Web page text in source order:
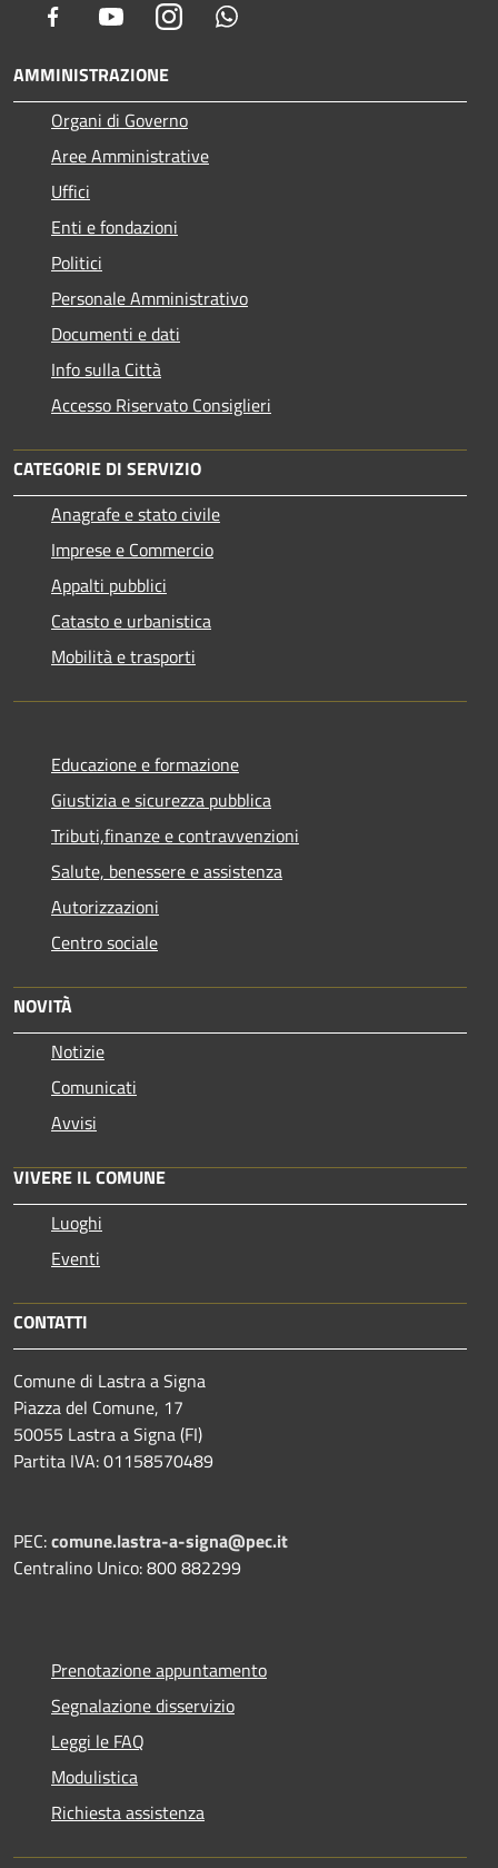
Facebook YoutubeInstagram
AMMINISTRAZIONE
Organi di Governo
Aree Amministrative
Uffici
Enti e fondazioni
Politici
Personale Amministrativo
Documenti e dati
Info sulla Città
Accesso Riservato Consiglieri
CATEGORIE DI SERVIZIO
Anagrafe e stato civile
Imprese e Commercio
Appalti pubblici
Catasto e urbanistica
Mobilità e trasporti
Educazione e formazione
Giustizia e sicurezza pubblica
Tributi,finanze e contravvenzioni
Salute, benessere e assistenza
Autorizzazioni
Centro sociale
NOVITÀ
Notizie
Comunicati
Avvisi
VIVERE IL COMUNE
Luoghi
Eventi
CONTATTI
Comune di Lastra a Signa
Piazza del Comune, 17
50055 Lastra a Signa (FI)
Partita IVA: 01158570489
PEC:comune.lastra-a-signa@pec.it
Centralino Unico: 800 882299
Prenotazione appuntamento
Segnalazione disservizio
Leggi le FAQ
Modulistica
Richiesta assistenza